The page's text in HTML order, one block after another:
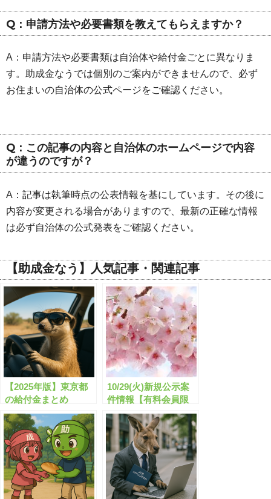
Q：申請方法や必要書類を教えてもらえますか？
A：申請方法や必要書類は自治体や給付金ごとに異なりま
す。助成金なうでは個別のご案内ができませんので、必ず
お住まいの自治体の公式ページをご確認ください。
Q：この記事の内容と自治体のホームページで内容
が違うのですが？
A：記事は執筆時点の公表情報を基にしています。その後に
内容が変更される場合がありますので、最新の正確な情報
は必ず自治体の公式発表をご確認ください。
【助成金なう】人気記事・関連記事
【2025年版】東京都
の給付金まとめ
10/29(火)新規公示案
件情報【有料会員限
定】